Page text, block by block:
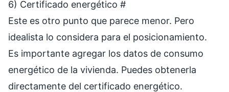
6) Certificado energético #
Este es otro punto que parece menor. Pero
idealista lo considera para el posicionamiento.
Es importante agregar los datos de consumo
energético de la vivienda. Puedes obtenerla
directamente del certificado energético.